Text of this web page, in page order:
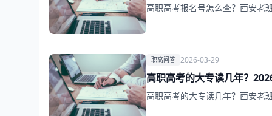
高职高考报名号怎么查？西安老
职高问答 2026-03-29
高职高考的大专读几年？
高职高考的大专读几年？西安老